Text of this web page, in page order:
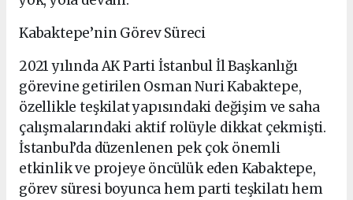
Kabaktepe’nin Görev Süreci
2021 yılında AK Parti İstanbul İl Başkanlığı
görevine getirilen Osman Nuri Kabaktepe,
özellikle teşkilat yapısındaki değişim ve saha
çalışmalarındaki aktif rolüyle dikkat çekmişti.
İstanbul’da düzenlenen pek çok önemli
etkinlik ve projeye öncülük eden Kabaktepe,
görev süresi boyunca hem parti teşkilatı hem